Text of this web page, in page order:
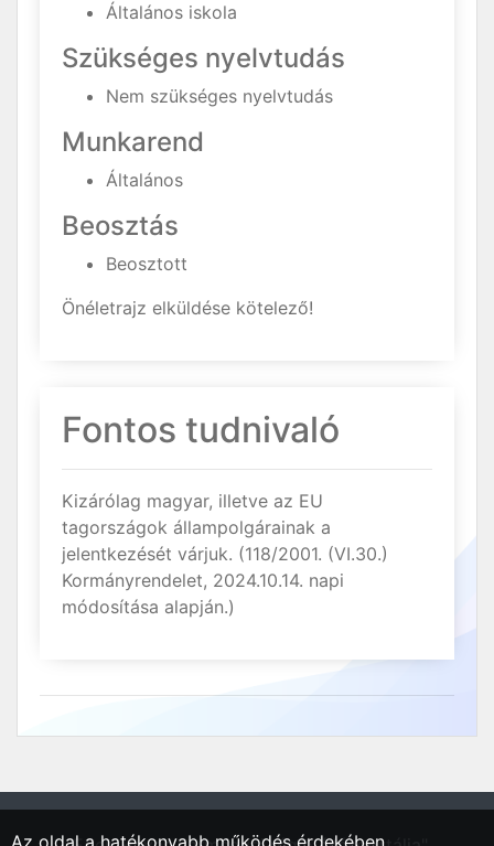
Általános iskola
Szükséges nyelvtudás
Nem szükséges nyelvtudás
Munkarend
Általános
Beosztás
Beosztott
Önéletrajz elküldése kötelező!
Fontos tudnivaló
Kizárólag magyar, illetve az EU
tagországok állampolgárainak a
jelentkezését várjuk. (118/2001. (VI.30.)
Kormányrendelet, 2024.10.14. napi
módosítása alapján.)
Az oldal a hatékonyabb működés érdekében